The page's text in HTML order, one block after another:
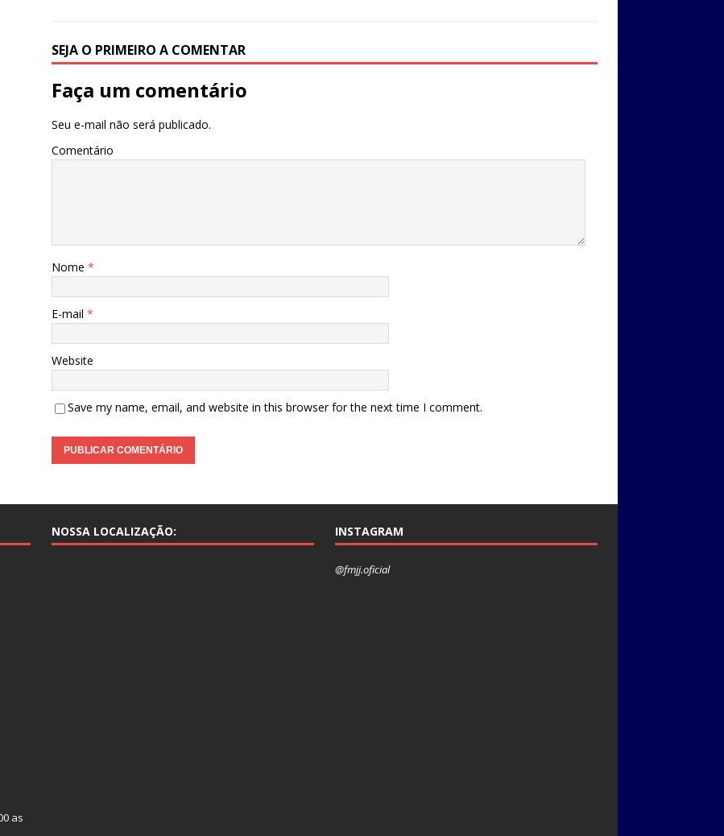
SEJA O PRIMEIRO A COMENTAR
Faça um comentário
Seu e-mail não será publicado.
Comentário
Nome *
E-mail *
Website
Save my name, email, and website in this browser for the next time I comment.
as
NOSSA LOCALIZAÇÃO: INSTAGRAM
@fmjj.oficial